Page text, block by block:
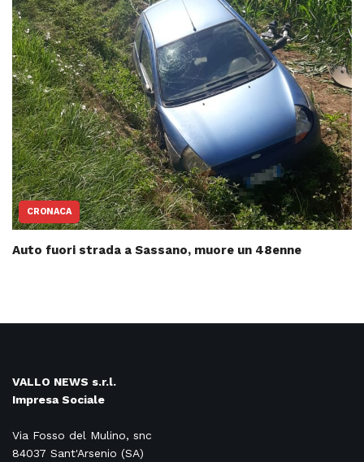
CRONACA
Auto fuori strada a Sassano, muore un 48enne
VALLO NEWS s.r.l.
Impresa Sociale
Via Fosso del Mulino, snc
84037 Sant'Arsenio (SA)